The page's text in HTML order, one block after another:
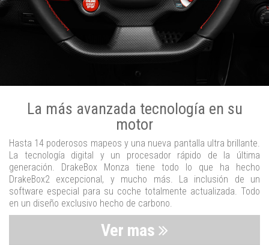
La más avanzada tecnología en su
motor
Hasta 14 poderosos mapeos y una nueva pantalla ultra brillante.
La tecnología digital y un procesador rápido de la última
generación. DrakeBox Monza tiene todo lo que ha hecho
DrakeBox2 excepcional, y mucho más. La inclusión de un
software especial para su coche totalmente actualizada. Todo
en un diseño exclusivo hecho de carbono.
Ver mas